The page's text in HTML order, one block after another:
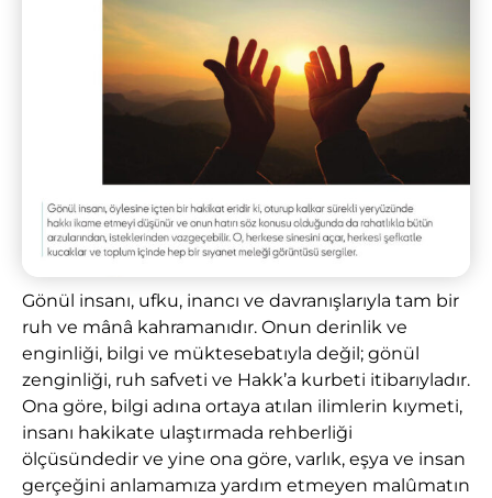
Gönül insanı, ufku, inancı ve davranışlarıyla tam bir
ruh ve mânâ kahramanıdır. Onun derinlik ve
enginliği, bilgi ve müktesebatıyla değil; gönül
zenginliği, ruh safveti ve Hakk’a kurbeti itibarıyladır.
Ona göre, bilgi adına ortaya atılan ilimlerin kıymeti,
insanı hakikate ulaştırmada rehberliği
ölçüsündedir ve yine ona göre, varlık, eşya ve insan
gerçeğini anlamamıza yardım etmeyen malûmatın